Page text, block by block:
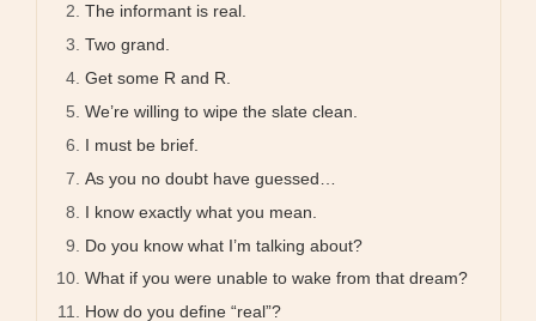
The informant is real.
Two grand.
Get some R and R.
We’re willing to wipe the slate clean.
I must be brief.
As you no doubt have guessed…
I know exactly what you mean.
Do you know what I’m talking about?
What if you were unable to wake from that dream?
How do you define “real”?